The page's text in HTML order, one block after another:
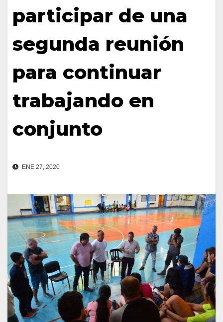
participar de una
segunda reunión
para continuar
trabajando en
conjunto
ENE 27, 2020